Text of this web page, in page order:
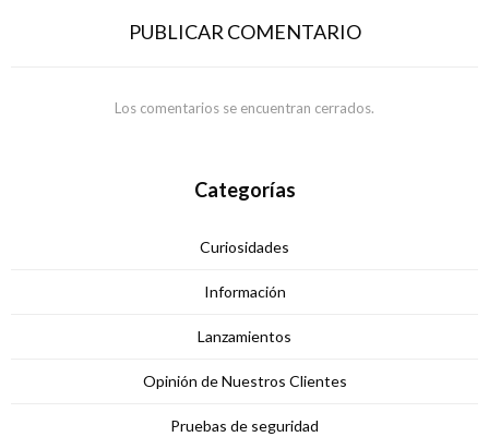
PUBLICAR COMENTARIO
Los comentarios se encuentran cerrados.
Categorías
Curiosidades
Información
Lanzamientos
Opinión de Nuestros Clientes
Pruebas de seguridad